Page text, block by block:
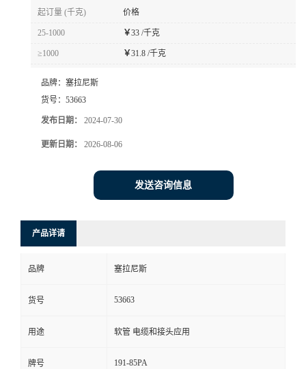
起订量 (千克) 价格
25-1000 ￥33 /千克
≥1000 ￥31.8 /千克
品牌： 塞拉尼斯
货号： 53663
发布日期： 2024-07-30
更新日期： 2026-08-06
发送咨询信息
产品详请
品牌 塞拉尼斯
货号 53663
用途 软管 电缆和接头应用
牌号 191-85PA